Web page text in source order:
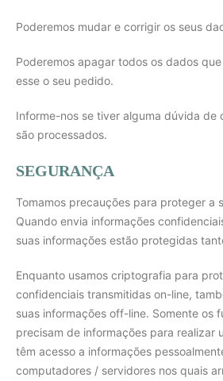
Poderemos mudar e corrigir os seus
Poderemos apagar todos os dados
esse o seu pedido.
Informe-nos se tiver alguma dúvida de
são processados.
SEGURANÇA
Tomamos precauções para proteger a
Quando envia informações
suas informações estão protegidas
Enquanto usamos criptografia para
confidenciais transmitidas on-line,
suas informações off-line. Somente os
precisam de informações para realizar
têm acesso a informações
computadores / servidores nos quais